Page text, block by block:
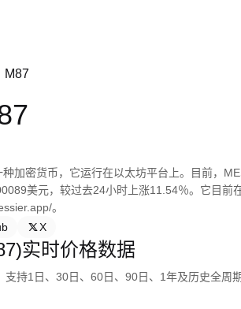
M87
加密货币，它运行在以太坊平台上。目前，
美元，较过去24小时上涨11.54％。它目
。
X
实时价格数据
支持1日、30日、60日、90日、1年及历史全周